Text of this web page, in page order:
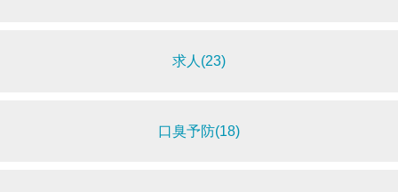
求人(23)
口臭予防(18)